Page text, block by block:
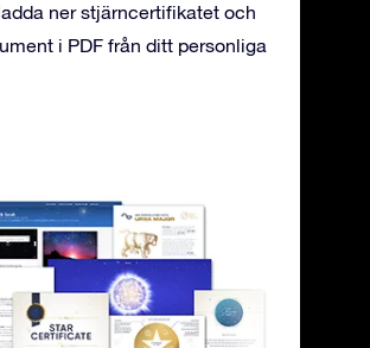
ner stjärncertifikatet och
i PDF från ditt personliga